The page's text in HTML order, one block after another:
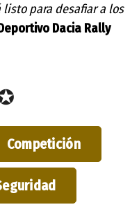
para desafiar a los
Dacia Rally
Competición